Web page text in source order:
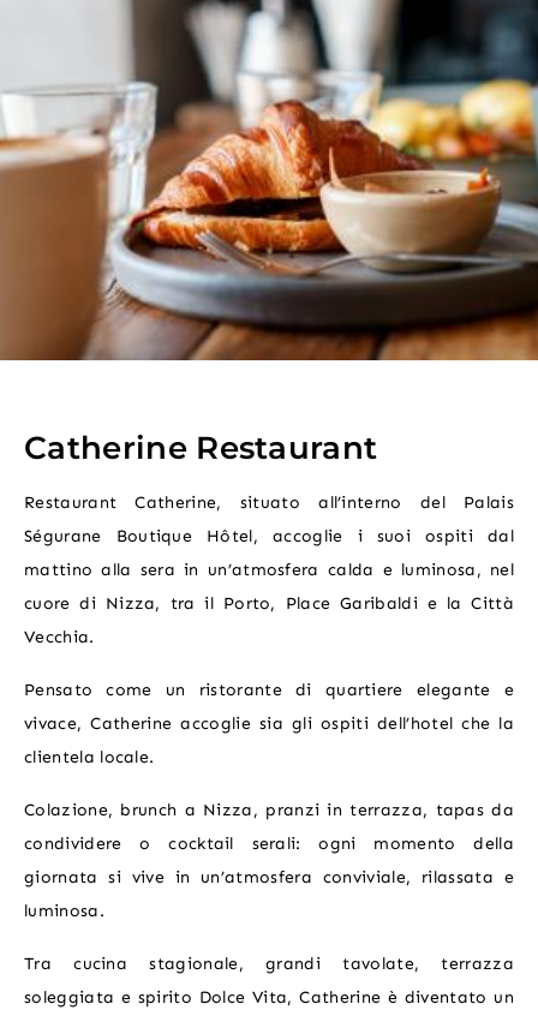
04 65 00 09 85
Catherine Restaurant
Restaurant Catherine, situato all’interno del Palais
Ségurane Boutique Hôtel, accoglie i suoi ospiti dal
mattino alla sera in un’atmosfera calda e luminosa, nel
cuore di Nizza, tra il Porto, Place Garibaldi e la Città
Vecchia.
Pensato come un ristorante di quartiere elegante e
vivace, Catherine accoglie sia gli ospiti dell’hotel che la
clientela locale.
Colazione, brunch a Nizza, pranzi in terrazza, tapas da
condividere o cocktail serali: ogni momento della
giornata si vive in un’atmosfera conviviale, rilassata e
luminosa.
Tra cucina stagionale, grandi tavolate, terrazza
soleggiata e spirito Dolce Vita, Catherine è diventato un